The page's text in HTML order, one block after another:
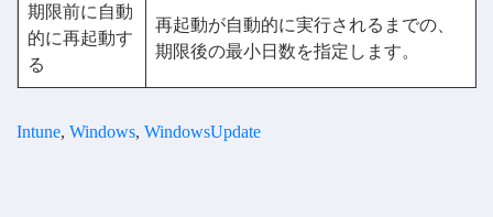
期限前に自動
的に再起動す
る
再起動が自動的に実行されるまでの、
期限後の最小日数を指定します。
Intune, Windows, WindowsUpdate